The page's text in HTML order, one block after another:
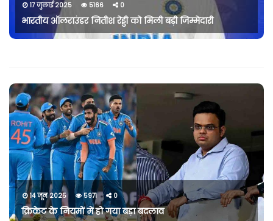
17 जुलाई 2025 5166 0
भारतीय ऑलराउंडर नितीश रेड्डी को मिली बड़ी जिम्मेदारी
14 जून 2025 5971 0
क्रिकेट के नियमों में हो गया बड़ा बदलाव